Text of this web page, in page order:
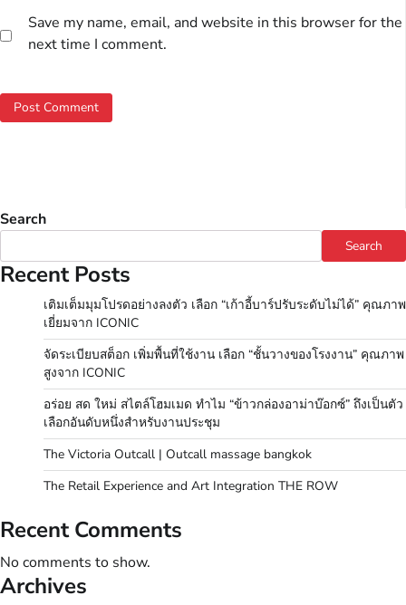
Save my name, email, and website in this browser for the
next time I comment.
Search
Search
Recent Posts
เติมเต็มมุมโปรดอย่างลงตัว เลือก “เก้าอี้บาร์ปรับระดับไม่ได้” คุณภาพ
เยี่ยมจาก ICONIC
จัดระเบียบสต็อก เพิ่มพื้นที่ใช้งาน เลือก “ชั้นวางของโรงงาน” คุณภาพ
สูงจาก ICONIC
อร่อย สด ใหม่ สไตล์โฮมเมด ทำไม “ข้าวกล่องอาม่าบ๊อกซ์” ถึงเป็นตัว
เลือกอันดับหนึ่งสำหรับงานประชุม
The Victoria Outcall | Outcall massage bangkok
The Retail Experience and Art Integration THE ROW
Recent Comments
No comments to show.
Archives